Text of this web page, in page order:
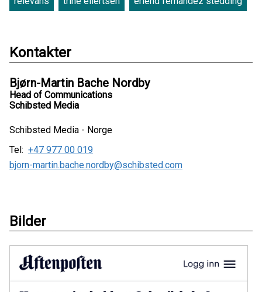
Kontakter
Bjørn-Martin Bache Nordby
Head of Communications
Schibsted Media
Schibsted Media - Norge
Tel: +47 977 00 019
bjorn-martin.bache.nordby@schibsted.com
Bilder